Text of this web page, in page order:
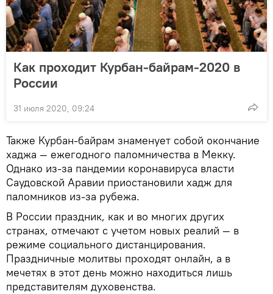
Как проходит Курбан-байрам-2020 в
России
31 июля 2020, 09:24
Также Курбан-байрам знаменует собой окончание
хаджа — ежегодного паломничества в Мекку.
Однако из-за пандемии коронавируса власти
Саудовской Аравии приостановили хадж для
паломников из-за рубежа.
В России праздник, как и во многих других
странах, отмечают с учетом новых реалий — в
режиме социального дистанцирования.
Праздничные молитвы проходят онлайн, а в
мечетях в этот день можно находиться лишь
представителям духовенства.